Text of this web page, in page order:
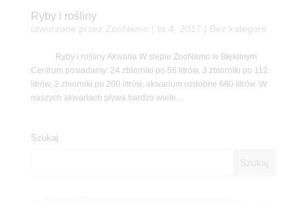
Ryby i rośliny
utworzone przez ZooNemo lis 4, 2017 | Bez kategorii
Ryby i rośliny Akwaria W slepie ZooNemo w Błękitnym
Centrum posiadamy: 24 zbiorniki po 56 litrów, 3 zbiorniki po 112
litrów, 2 zbiorniki po 200 litrów, akwarium ozdobne 660 litrów. W
naszych akwariach pływa bardzo wiele...
Szukaj